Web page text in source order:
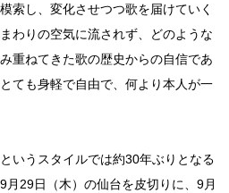
索し、変化させつつ歌を届けていく
わりの空気に流されず、どのような
重ねてきた歌の歴史からの自信であ
ても身軽で自由で、何より本人が一
いうスタイルでは約30年ぶりとなる
29日（木）の仙台を皮切りに、9月